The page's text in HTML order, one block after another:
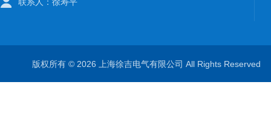
版权所有 © 2026 上海徐吉电气有限公司 All Rights